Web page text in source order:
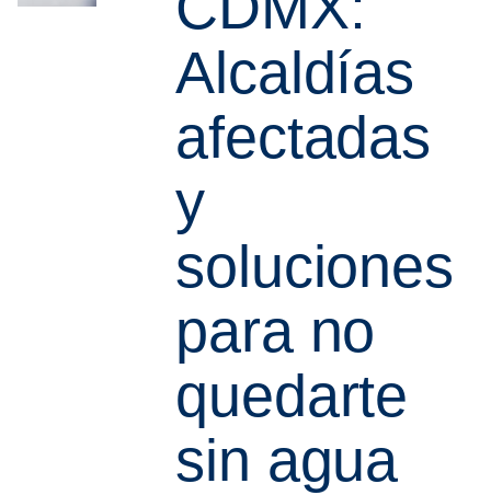
Alcaldías
afectadas
y
soluciones
para no
quedarte
sin agua